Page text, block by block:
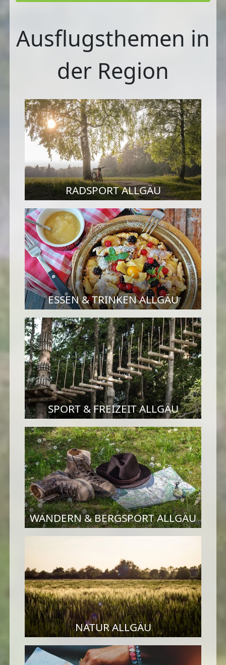
Ausflugsthemen in
der Region
RADSPORT ALLGÄU
ESSEN & TRINKEN ALLGÄU
SPORT & FREIZEIT ALLGÄU
WANDERN & BERGSPORT ALLGÄU
NATUR ALLGÄU